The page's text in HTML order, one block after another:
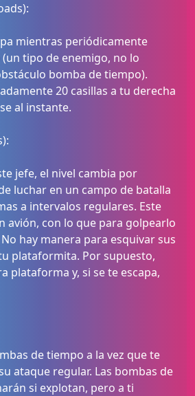
mientras periódicamente
tipo de enemigo, no lo
bomba de tiempo).
20 casillas a tu derecha
al instante.
jefe, el nivel cambia por
luchar en un campo de batalla
a intervalos regulares. Este
avión, con lo que para golpearlo
hay manera para esquivar sus
plataformita. Por supuesto,
plataforma y, si se te escapa,
de tiempo a la vez que te
ataque regular. Las bombas de
si explotan, pero a ti